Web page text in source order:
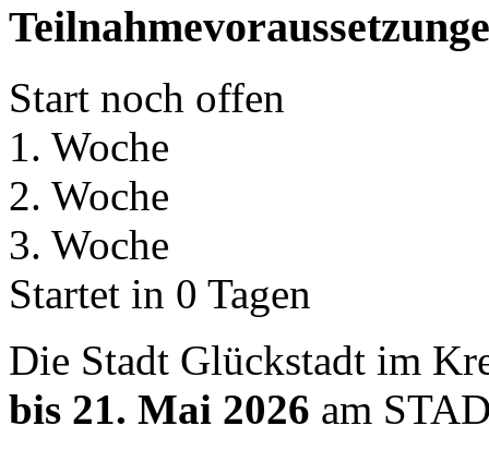
Start noch offen
1. Woche
2. Woche
3. Woche
Startet in 0 Tagen
Die Stadt Glückstadt im
bis 21. Mai 2026 am